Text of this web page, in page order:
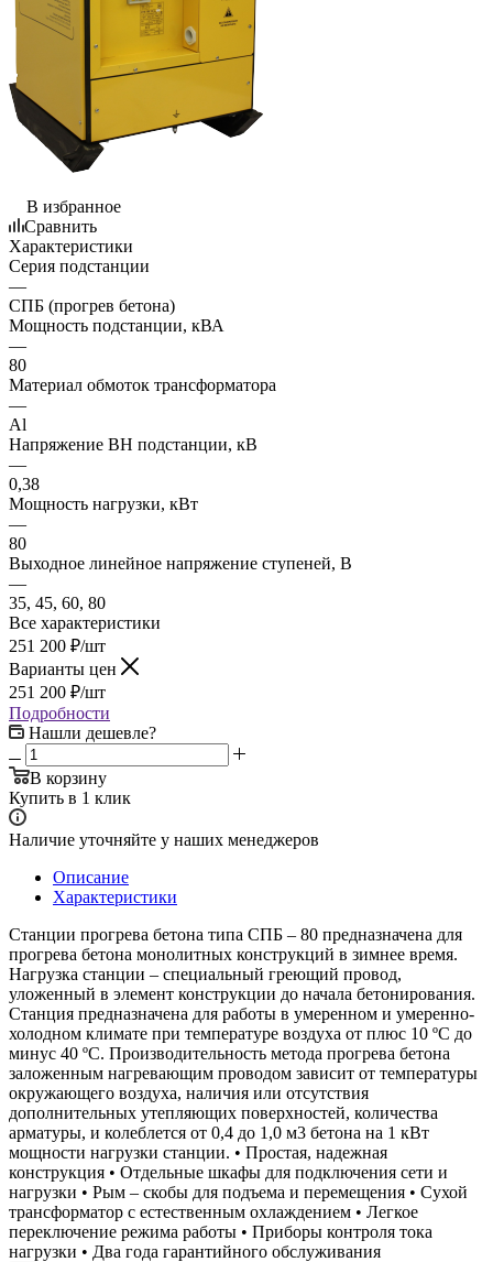
В избранное
Сравнить
Характеристики
Серия подстанции
—
СПБ (прогрев бетона)
Мощность подстанции, кВА
—
80
Материал обмоток трансформатора
—
Al
Напряжение ВН подстанции, кВ
—
0,38
Мощность нагрузки, кВт
—
80
Выходное линейное напряжение ступеней, В
—
35, 45, 60, 80
Все характеристики
251 200 ₽/шт
Варианты цен
251 200 ₽/шт
Подробности
Нашли дешевле?
В корзину
Купить в 1 клик
Наличие уточняйте у наших менеджеров
Описание
Характеристики
Станции прогрева бетона типа СПБ – 80 предназначена для
прогрева бетона монолитных конструкций в зимнее время.
Нагрузка станции – специальный греющий провод,
уложенный в элемент конструкции до начала бетонирования.
Станция предназначена для работы в умеренном и умеренно-
холодном климате при температуре воздуха от плюс 10 ºС до
минус 40 ºС. Производительность метода прогрева бетона
заложенным нагревающим проводом зависит от температуры
окружающего воздуха, наличия или отсутствия
дополнительных утепляющих поверхностей, количества
арматуры, и колеблется от 0,4 до 1,0 м3 бетона на 1 кВт
мощности нагрузки станции. • Простая, надежная
конструкция • Отдельные шкафы для подключения сети и
нагрузки • Рым – скобы для подъема и перемещения • Сухой
трансформатор с естественным охлаждением • Легкое
переключение режима работы • Приборы контроля тока
нагрузки • Два года гарантийного обслуживания